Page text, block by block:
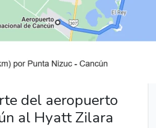
del aeropuerto
al Hyatt Zilara